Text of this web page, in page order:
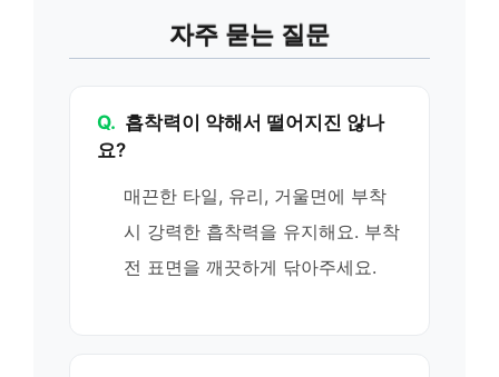
자주 묻는 질문
Q. 흡착력이 약해서 떨어지진 않나
요?
매끈한 타일, 유리, 거울면에 부착
시 강력한 흡착력을 유지해요. 부착
전 표면을 깨끗하게 닦아주세요.